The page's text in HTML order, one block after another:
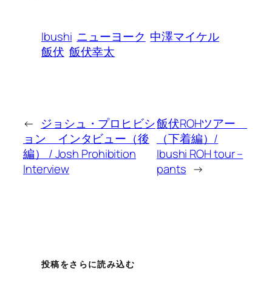
Ibushi ニューヨーク 中澤マイケル
飯伏 飯伏幸太
← ジョシュ・プロヒビシ
ョン インタビュー（後
編） / Josh Prohibition
Interview
飯伏ROHツアー
（下着編）/
Ibushi ROH tour –
pants →
投稿をさらに読み込む